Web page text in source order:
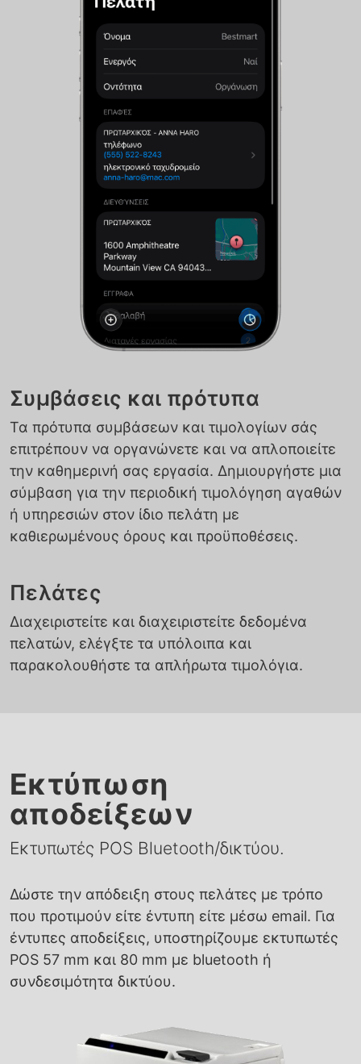
Συμβάσεις και πρότυπα
Τα πρότυπα συμβάσεων και τιμολογίων σάς
επιτρέπουν να οργανώνετε και να απλοποιείτε
την καθημερινή σας εργασία. Δημιουργήστε μια
σύμβαση για την περιοδική τιμολόγηση αγαθών
ή υπηρεσιών στον ίδιο πελάτη με
καθιερωμένους όρους και προϋποθέσεις.
Πελάτες
Διαχειριστείτε και διαχειριστείτε δεδομένα
πελατών, ελέγξτε τα υπόλοιπα και
παρακολουθήστε τα απλήρωτα τιμολόγια.
Εκτύπωση
αποδείξεων
Εκτυπωτές POS Bluetooth/δικτύου.
Δώστε την απόδειξη στους πελάτες με τρόπο
που προτιμούν είτε έντυπη είτε μέσω email. Για
έντυπες αποδείξεις, υποστηρίζουμε εκτυπωτές
POS 57 mm και 80 mm με bluetooth ή
συνδεσιμότητα δικτύου.